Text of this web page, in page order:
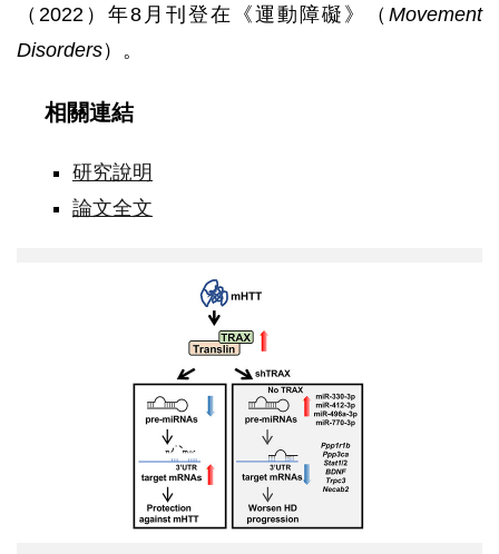
（2022）年8月刊登在《運動障礙》（ Movement
Disorders）。
相關連結
研究說明
論文全文